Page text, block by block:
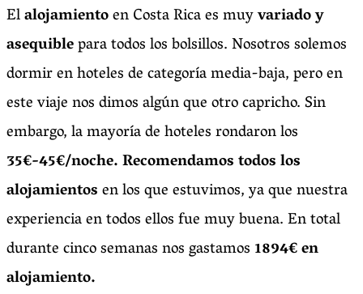
Elalojamientoen Costa Rica es muyvariado y
asequiblepara todos los bolsillos. Nosotros solemos
dormir en hoteles de categoría media-baja, pero en
este viaje nos dimos algún que otro capricho. Sin
embargo, la mayoría de hoteles rondaron los
35€-45€/noche. Recomendamos todos los
alojamientosen los que estuvimos, ya que nuestra
experiencia en todos ellos fue muy buena. En total
durante cinco semanas nos gastamos1894€ en
alojamiento.